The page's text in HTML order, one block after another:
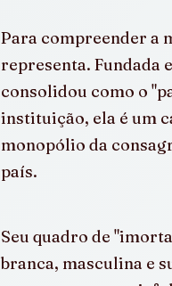
Para compreender a
representa. Fundada
consolidou como o
instituição, ela é um
monopólio da
país.
Seu quadro de
branca, masculina e